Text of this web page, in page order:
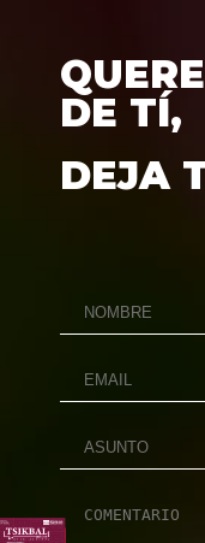
DE TÍ,
DEJA